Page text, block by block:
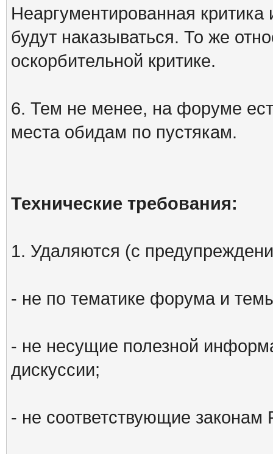
Неаргументированная
будут наказываться. То же
оскорбительной критике.
6. Тем не менее, на форуме
места обидам по пустякам.
Технические требования:
1. Удаляются (с
- не по тематике форума и
- не несущие полезной
дискуссии;
- не соответствующие законам